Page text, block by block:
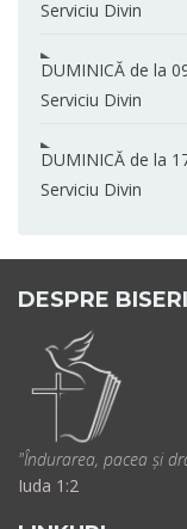
Serviciu Divin
DUMINICĂ de la
Serviciu Divin
DUMINICĂ de la
Serviciu Divin
DESPRE
"Îndurarea, pacea și
Iuda 1:2